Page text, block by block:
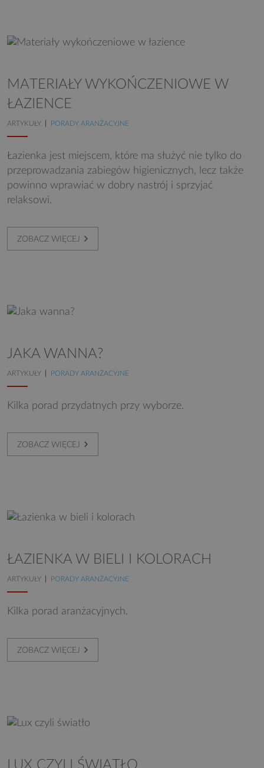
MATERIAŁY WYKOŃCZENIOWE W
ŁAZIENCE
ARTYKUŁY PORADY ARANŻACYJNE
Łazienka jest miejscem, które ma służyć nie tylko do
przeprowadzania zabiegów higienicznych, lecz także
powinno wprawiać w dobry nastrój i sprzyjać
relaksowi.
ZOBACZ WIĘCEJ
JAKA WANNA?
ARTYKUŁY PORADY ARANŻACYJNE
Kilka porad przydatnych przy wyborze.
ZOBACZ WIĘCEJ
ŁAZIENKA W BIELI I KOLORACH
ARTYKUŁY PORADY ARANŻACYJNE
Kilka porad aranżacyjnych.
ZOBACZ WIĘCEJ
LUX CZYLI ŚWIATŁO